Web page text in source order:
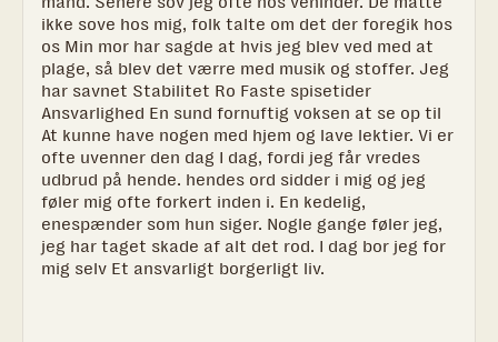
ikke sove hos mig, folk talte om det der foregik hos
os Min mor har sagde at hvis jeg blev ved med at
plage, så blev det værre med musik og stoffer. Jeg
har savnet Stabilitet Ro Faste spisetider
Ansvarlighed En sund fornuftig voksen at se op til
At kunne have nogen med hjem og lave lektier. Vi er
ofte uvenner den dag I dag, fordi jeg får vredes
udbrud på hende. hendes ord sidder i mig og jeg
føler mig ofte forkert inden i. En kedelig,
enespænder som hun siger. Nogle gange føler jeg,
jeg har taget skade af alt det rod. I dag bor jeg for
mig selv Et ansvarligt borgerligt liv.